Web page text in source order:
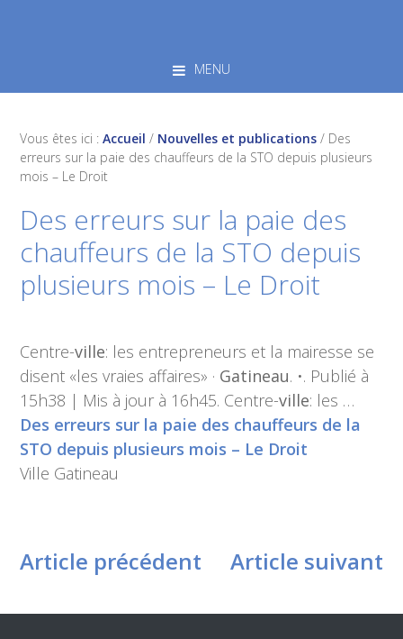
MENU
Vous êtes ici :Accueil / Nouvelles et publications / Des
erreurs sur la paie des chauffeurs de la STO depuis plusieurs
mois – Le Droit
Des erreurs sur la paie des
chauffeurs de la STO depuis
plusieurs mois – Le Droit
Centre-ville: les entrepreneurs et la mairesse se
disent «les vraies affaires» · Gatineau. •. Publié à
15h38 | Mis à jour à 16h45. Centre-ville: les …
Des erreurs sur la paie des chauffeurs de la
STO depuis plusieurs mois – Le Droit
Ville Gatineau
Article précédent Article suivant